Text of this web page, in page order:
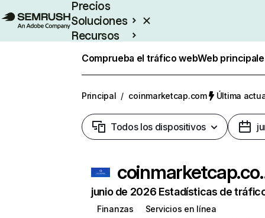
Precios
Soluciones
Recursos
Comprueba el tráfico webWeb
Principal / coinmarketcap.com Última
Todos los dispositivos
junio de 2026 Estadísticas de
Finanzas
Servicios en línea